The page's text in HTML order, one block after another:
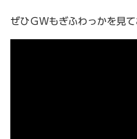
ぜひＧＷもぎふわっかを見